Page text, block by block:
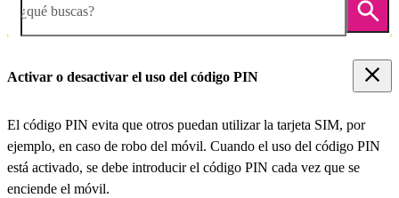
¿qué buscas?
Activar o desactivar el uso del código PIN
El código PIN evita que otros puedan utilizar la tarjeta SIM, por
ejemplo, en caso de robo del móvil. Cuando el uso del código PIN
está activado, se debe introducir el código PIN cada vez que se
enciende el móvil.